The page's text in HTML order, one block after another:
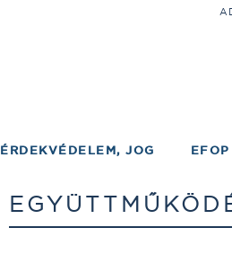
ÉRDEKVÉDELEM, JOG